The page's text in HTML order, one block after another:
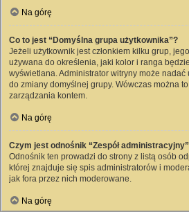
Na górę
Co to jest “Domyślna grupa użytkownika”?
Jeżeli użytkownik jest członkiem kilku grup,
używana do określenia, jaki kolor i ranga
wyświetlana. Administrator witryny może
do zmiany domyślnej grupy. Wówczas można
zarządzania kontem.
Na górę
Czym jest odnośnik “Zespół
Odnośnik ten prowadzi do strony z listą osób
której znajduje się spis administratorów i
jak fora przez nich moderowane.
Na górę